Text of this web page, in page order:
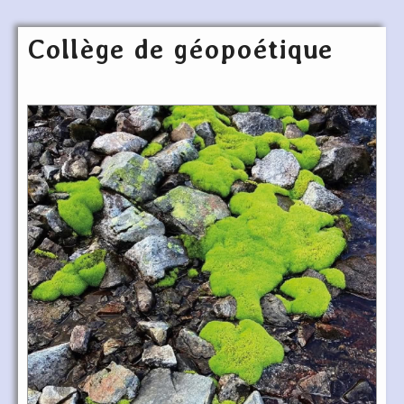
Collège de géopoétique
Articles les plus récents